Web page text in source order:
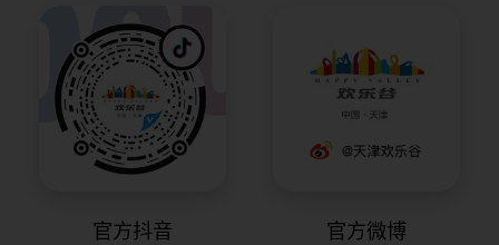
官方抖音 官方微博